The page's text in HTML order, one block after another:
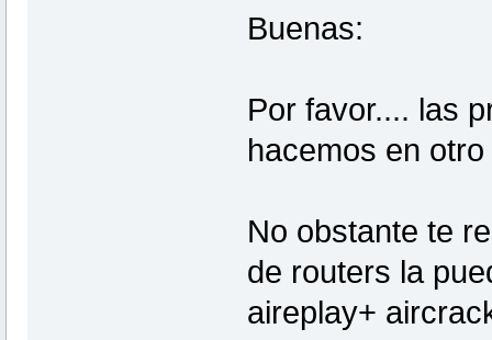
Buenas:
Por favor.... las
hacemos en
No obstante te
de routers la
aireplay+